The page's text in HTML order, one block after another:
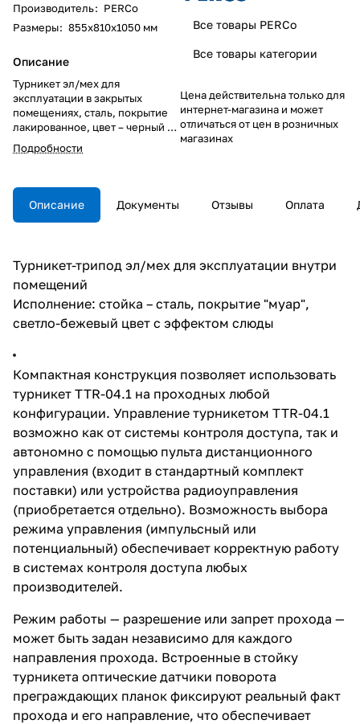
Производитель: PERCo
Размеры: 855x810x1050 мм
Описание
Турникет эл/мех для
эксплуатации в закрытых
помещениях, сталь, покрытие
лакированное, цвет – черный с
блестками – «звездная ночь»
Подробности
Все товары PERCo
Все товары категории
Цена действительна только для
интернет-магазина и может
отличаться от цен в розничных
магазинах
Описание Документы Отзывы Оплата
Турникет-трипод эл/мех для эксплуатации внутри
помещений
Исполнение: стойка – сталь, покрытие "муар",
светло-бежевый цвет с эффектом слюды
Компактная конструкция позволяет использовать
турникет TTR-04.1 на проходных любой
конфигурации. Управление турникетом TTR-04.1
возможно как от системы контроля доступа, так и
автономно с помощью пульта дистанционного
управления (входит в стандартный комплект
поставки) или устройства радиоуправления
(приобретается отдельно). Возможность выбора
режима управления (импульсный или
потенциальный) обеспечивает корректную работу
в системах контроля доступа любых
производителей.
Режим работы — разрешение или запрет прохода —
может быть задан независимо для каждого
направления прохода. Встроенные в стойку
турникета оптические датчики поворота
преграждающих планок фиксируют реальный факт
прохода и его направление, что обеспечивает